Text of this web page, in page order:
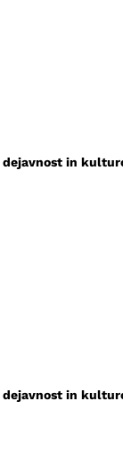
dejavnost in
dejavnost in